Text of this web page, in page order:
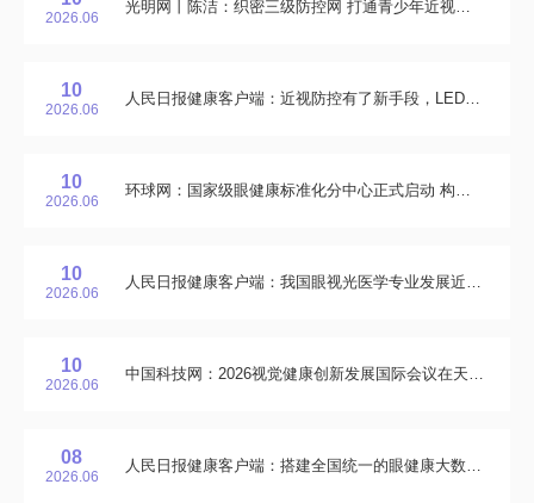
2026.06
光明网丨陈洁：织密三级防控网 打通青少年近视防控“最后一公里”
10
2026.06
人民日报健康客户端：近视防控有了新手段，LED红光疗法可有效延缓近视
10
2026.06
环球网：国家级眼健康标准化分中心正式启动 构筑行业高质量发展新范式
10
2026.06
人民日报健康客户端：我国眼视光医学专业发展近40年，已形成特色创新生态
10
2026.06
中国科技网：2026视觉健康创新发展国际会议在天津举行
08
2026.06
人民日报健康客户端：搭建全国统一的眼健康大数据平台，升级诊疗理念和服务模式